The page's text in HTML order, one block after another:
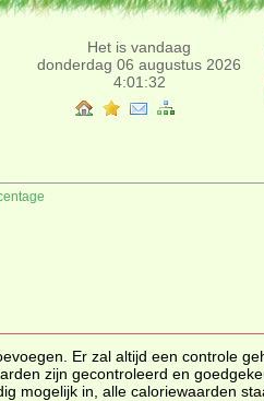
Het is vandaag
donderdag 06 augustus 2026
4:01:32
Er zal altijd een controle
zijn gecontroleerd en
mogelijk in, alle caloriewaarden